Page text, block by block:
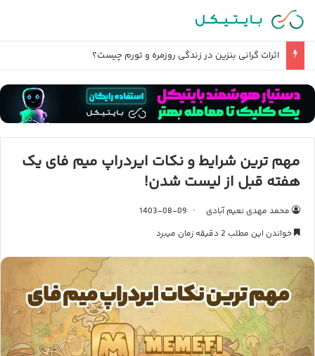
اثرات گرانی بنزین در زندگی روزمره و تورم چیست؟
مهم ترین شرایط و نکات ایردراپ میم فای یک
هفته قبل از لیست شدن!
محمد مهدی نعیم آبادی
1403-08-09
خواندن این مطلب 2 دقیقه زمان میبرد